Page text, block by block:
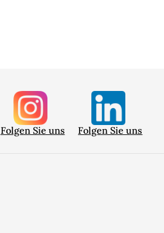
Folgen Sie uns Folgen Sie uns